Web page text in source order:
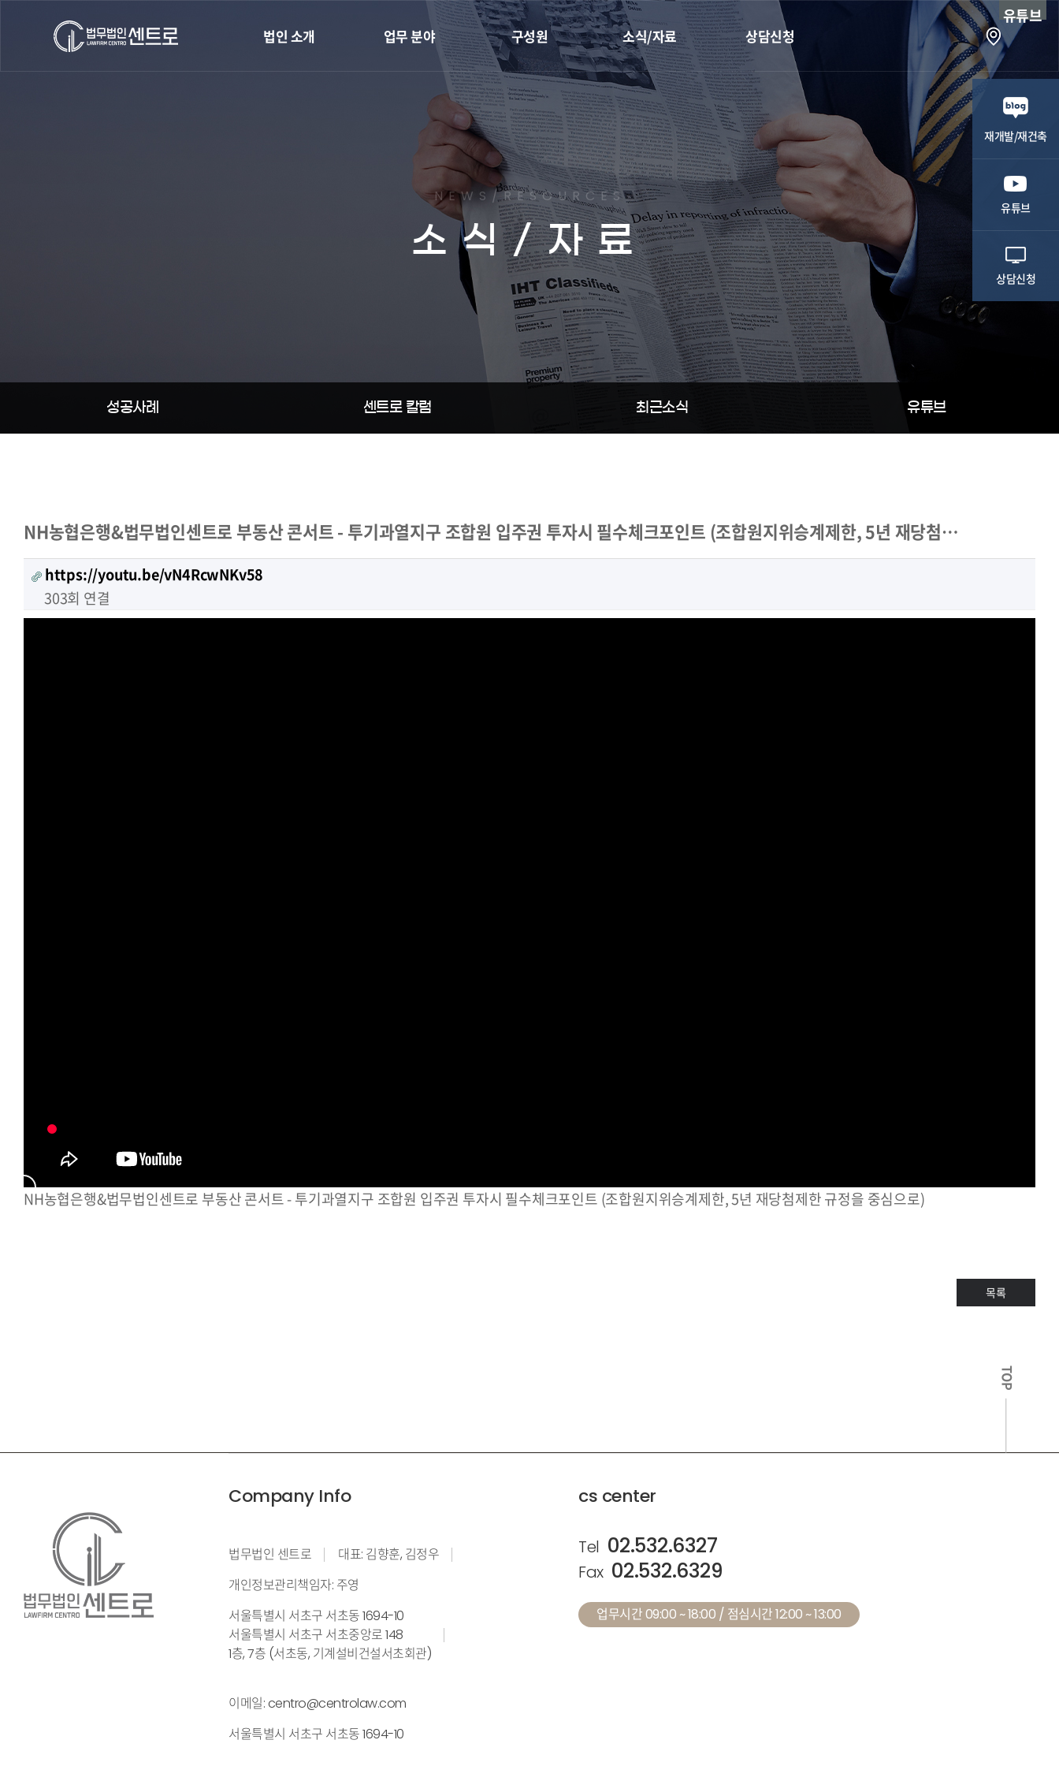
법인 소개 업무 분야
지역주택조합
리모델링
부동산종합관리
조상땅찾기
구성원
전체
대표변호사
변호사
임직원
소식/자료
성공사례
센트로 칼럼
최근소식
유튜브
상담신청
상담신청
재개발/재건축
유튜브
상담신청
NEWS/RESOURCES
소식/자료
성공사례 센트로 칼럼 최근소식 유튜브
유튜브
NH농협은행&법무법인센트로 부동산 콘서트 - 투기과열지구 조합원 입주권 투자시 필수체크포인트 (조합원지위승계제한, 5년 재당첨…
https://youtu.be/vN4RcwNKv58
303회 연결
NH농협은행&법무법인센트로 부동산 콘서트 - 투기과열지구 조합원 입주권 투자시 필수체크포인트 (조합원지위승계제한, 5년 재당첨제한 규정을 중심으로)
목록
Company Info
법무법인 센트로
대표: 김향훈, 김정우
개인정보관리책임자: 주영
서울특별시 서초구 서초동 1694-10
서울특별시 서초구 서초중앙로 148
1층, 7층 (서초동, 기계설비건설서초회관)
이메일: centro@centrolaw.com
서울특별시 서초구 서초동 1694-10
cs center
Tel 02.532.6327
Fax 02.532.6329
업무시간 09:00 ~ 18:00 / 점심시간 12:00 ~ 13:00
TOP